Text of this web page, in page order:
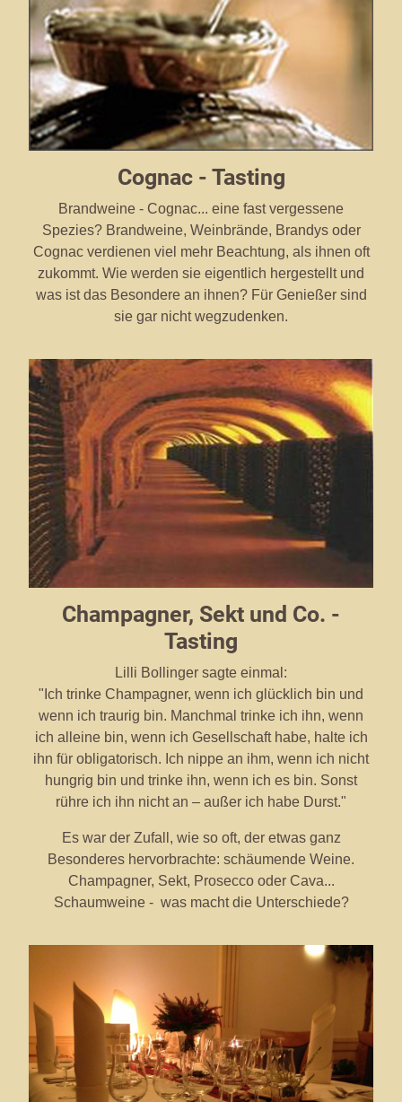
Cognac - Tasting
Brandweine - Cognac... eine fast vergessene
Spezies? Brandweine, Weinbrände, Brandys oder
Cognac verdienen viel mehr Beachtung, als ihnen oft
zukommt. Wie werden sie eigentlich hergestellt und
was ist das Besondere an ihnen? Für Genießer sind
sie gar nicht wegzudenken.
Champagner, Sekt und Co. -
Tasting
Lilli Bollinger sagte einmal:
"Ich trinke Champagner, wenn ich glücklich bin und
wenn ich traurig bin. Manchmal trinke ich ihn, wenn
ich alleine bin, wenn ich Gesellschaft habe, halte ich
ihn für obligatorisch. Ich nippe an ihm, wenn ich nicht
hungrig bin und trinke ihn, wenn ich es bin. Sonst
rühre ich ihn nicht an – außer ich habe Durst."
Es war der Zufall, wie so oft, der etwas ganz
Besonderes hervorbrachte: schäumende Weine.
Champagner, Sekt, Prosecco oder Cava...
Schaumweine - was macht die Unterschiede?